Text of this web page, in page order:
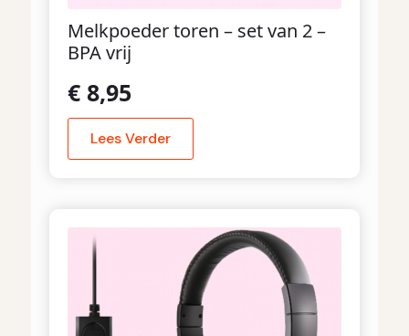
Melkpoeder toren – set van 2 –
BPA vrij
€ 8,95
Lees Verder